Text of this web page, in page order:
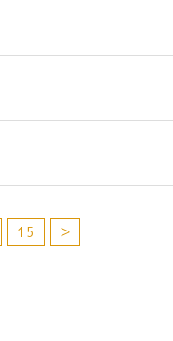
15 ＞